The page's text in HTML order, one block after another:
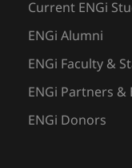
Current ENGi
ENGi Alumni
ENGi Faculty &
ENGi Partners &
ENGi Donors